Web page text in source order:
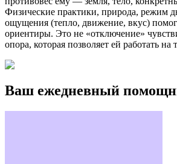
Физические практики, природа, режим
ощущения (тепло, движение, вкус)
ориентиры. Это не «отключение»
опора, которая позволяет ей работать на
Ваш ежедневный